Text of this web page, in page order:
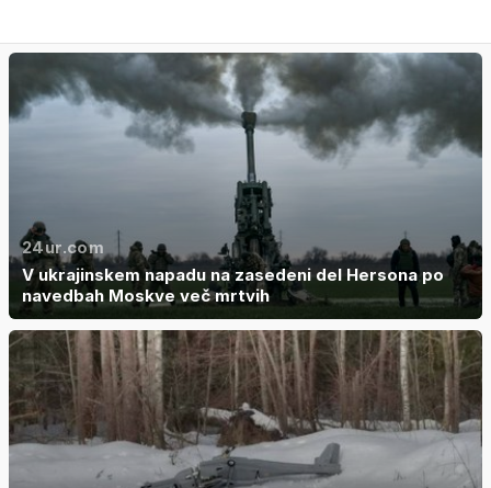
24ur.com
V ukrajinskem napadu na zasedeni del Hersona po
navedbah Moskve več mrtvih